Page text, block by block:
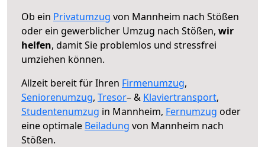
Ob ein Privatumzug von Mannheim nach Stößen
oder ein gewerblicher Umzug nach Stößen, wir
helfen, damit Sie problemlos und stressfrei
umziehen können.
Allzeit bereit für Ihren Firmenumzug,
Seniorenumzug, Tresor– & Klaviertransport,
Studentenumzug in Mannheim, Fernumzug oder
eine optimale Beiladung von Mannheim nach
Stößen.